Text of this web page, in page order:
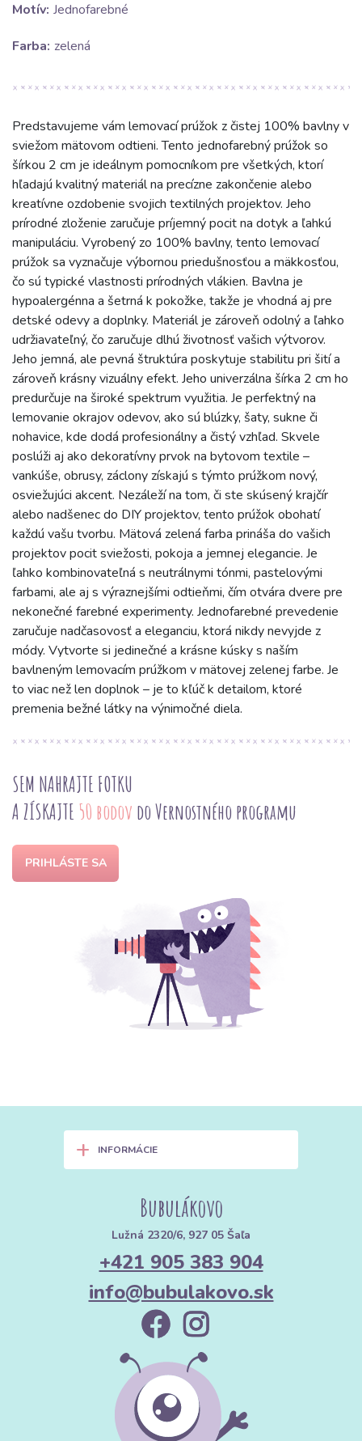
Motív: Jednofarebné
Farba: zelená
Predstavujeme vám lemovací prúžok z čistej 100% bavlny v
sviežom mätovom odtieni. Tento jednofarebný prúžok so
šírkou 2 cm je ideálnym pomocníkom pre všetkých, ktorí
hľadajú kvalitný materiál na precízne zakončenie alebo
kreatívne ozdobenie svojich textilných projektov. Jeho
prírodné zloženie zaručuje príjemný pocit na dotyk a ľahkú
manipuláciu. Vyrobený zo 100% bavlny, tento lemovací
prúžok sa vyznačuje výbornou priedušnosťou a mäkkosťou,
čo sú typické vlastnosti prírodných vlákien. Bavlna je
hypoalergénna a šetrná k pokožke, takže je vhodná aj pre
detské odevy a doplnky. Materiál je zároveň odolný a ľahko
udržiavateľný, čo zaručuje dlhú životnosť vašich výtvorov.
Jeho jemná, ale pevná štruktúra poskytuje stabilitu pri šití a
zároveň krásny vizuálny efekt. Jeho univerzálna šírka 2 cm ho
predurčuje na široké spektrum využitia. Je perfektný na
lemovanie okrajov odevov, ako sú blúzky, šaty, sukne či
nohavice, kde dodá profesionálny a čistý vzhľad. Skvele
poslúži aj ako dekoratívny prvok na bytovom textile –
vankúše, obrusy, záclony získajú s týmto prúžkom nový,
osviežujúci akcent. Nezáleží na tom, či ste skúsený krajčír
alebo nadšenec do DIY projektov, tento prúžok obohatí
každú vašu tvorbu. Mätová zelená farba prináša do vašich
projektov pocit sviežosti, pokoja a jemnej elegancie. Je
ľahko kombinovateľná s neutrálnymi tónmi, pastelovými
farbami, ale aj s výraznejšími odtieňmi, čím otvára dvere pre
nekonečné farebné experimenty. Jednofarebné prevedenie
zaručuje nadčasovosť a eleganciu, ktorá nikdy nevyjde z
módy. Vytvorte si jedinečné a krásne kúsky s naším
bavlneným lemovacím prúžkom v mätovej zelenej farbe. Je
to viac než len doplnok – je to kľúč k detailom, ktoré
premenia bežné látky na výnimočné diela.
SEM NAHRAJTE FOTKU
A ZÍSKAJTE 50 bodov do Vernostného programu
PRIHLÁSTE SA
+ INFORMÁCIE
Bubulákovo
Lužná 2320/6, 927 05 Šaľa
+421 905 383 904
info@bubulakovo.sk